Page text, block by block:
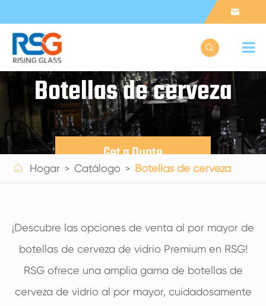


Botellas de cerveza
Get a Quote
 Hogar Catálogo Botellas de cerveza
¡Descubre las opciones de venta al por mayor de
botellas de cerveza de vidrio Premium en RSG!
RSG ofrece una amplia gama de botellas de
cerveza de vidrio al por mayor, cuidadosamente